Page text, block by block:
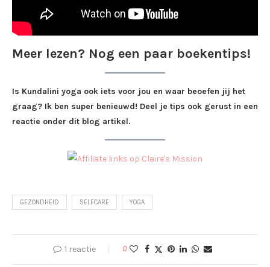
Meer lezen? Nog een paar boekentips!
Is Kundalini yoga ook iets voor jou en waar beoefen jij het
graag? Ik ben super benieuwd! Deel je tips ook gerust in een
reactie onder dit blog artikel.
GEZONDHEID SELFCARE YOGA
1 reactie 0